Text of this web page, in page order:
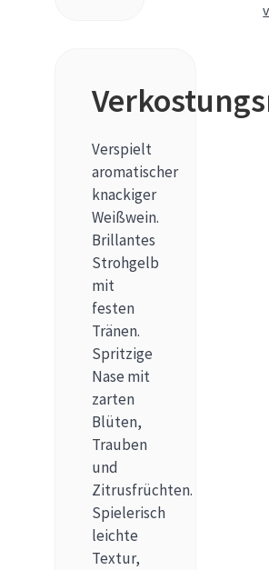
Verspielt
aromatischer
knackiger
Weißwein.
Brillantes
Strohgelb
mit
festen
Tränen.
Spritzige
Nase mit
zarten
Blüten,
Trauben
und
Zitrusfrüchten.
Spielerisch
leichte
Textur,